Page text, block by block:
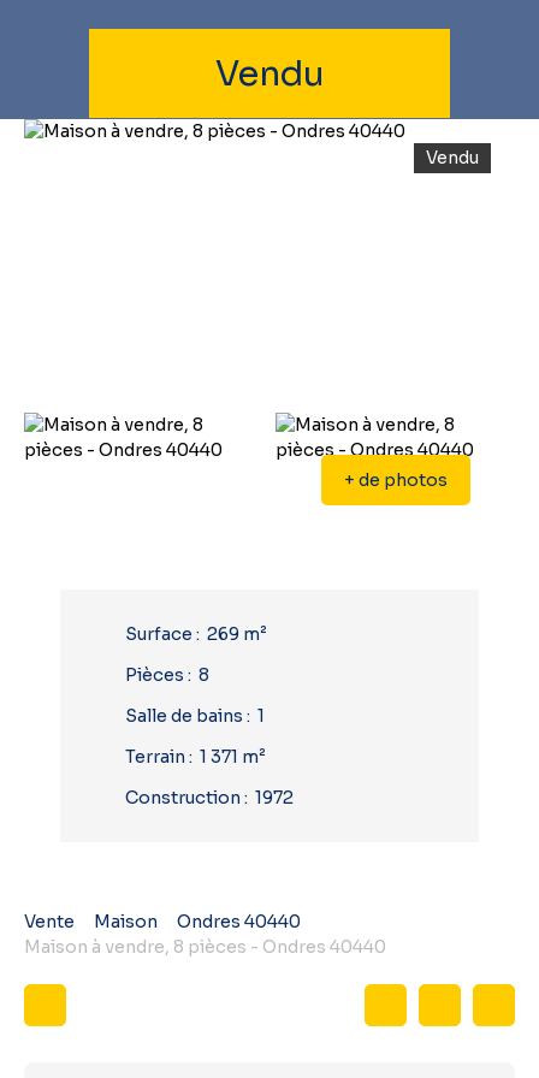
Vendu
Vendu
+ de photos
Surface : 269 m²
Pièces : 8
Salle de bains : 1
Terrain : 1 371 m²
Construction : 1972
Vente Maison
Ondres 40440
Maison à vendre, 8 pièces - Ondres 40440